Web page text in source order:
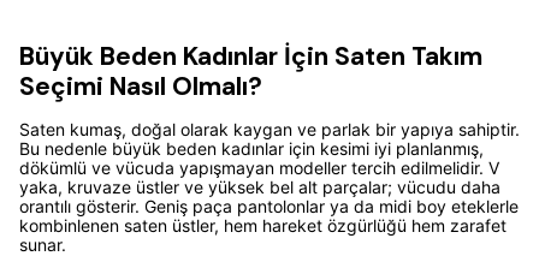
Büyük Beden Kadınlar İçin Saten Takım
Seçimi Nasıl Olmalı?
Saten kumaş, doğal olarak kaygan ve parlak bir yapıya sahiptir.
Bu nedenle büyük beden kadınlar için kesimi iyi planlanmış,
dökümlü ve vücuda yapışmayan modeller tercih edilmelidir. V
yaka, kruvaze üstler ve yüksek bel alt parçalar; vücudu daha
orantılı gösterir. Geniş paça pantolonlar ya da midi boy eteklerle
kombinlenen saten üstler, hem hareket özgürlüğü hem zarafet
sunar.